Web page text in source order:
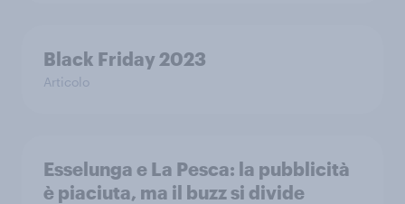
Black Friday 2023
Articolo
Esselunga e La Pesca: la pubblicità
è piaciuta, ma il buzz si divide